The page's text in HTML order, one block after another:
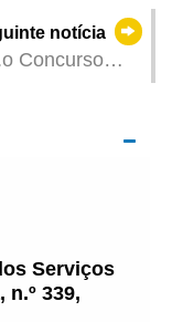
notícia
Concurso
Serviços
n.º 339,